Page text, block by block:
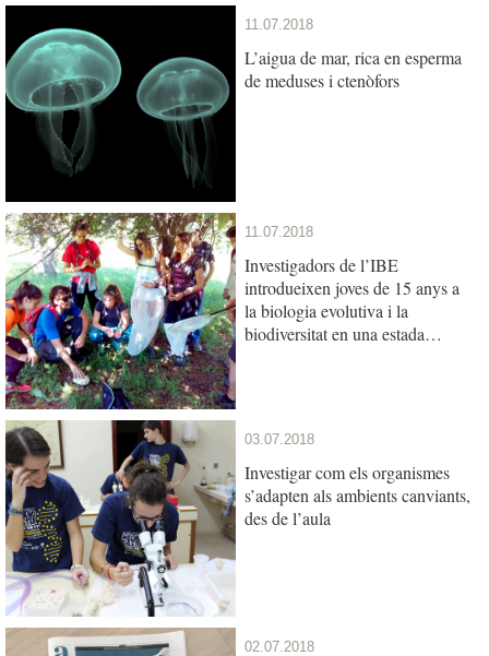
11.07.2018
L’aigua de mar, rica en esperma
de meduses i ctenòfors
11.07.2018
Investigadors de l’IBE
introdueixen joves de 15 anys a
la biologia evolutiva i la
biodiversitat en una estada
03.07.2018
Investigar com els organismes
s’adapten als ambients canviants,
des de l’aula
02.07.2018